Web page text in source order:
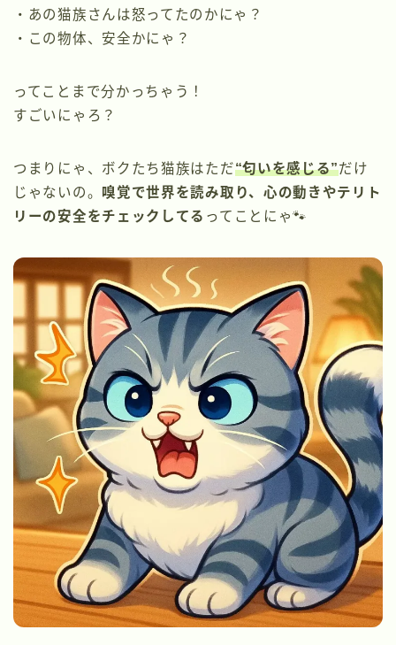
・あの猫族さんは怒ってたのかにゃ？
・この物体、安全かにゃ？
ってことまで分かっちゃう！
すごいにゃろ？
つまりにゃ、ボクたち猫族はただ“匂いを感じる”だけ
じゃないの。
嗅覚で世界を読み取り、心の動きやテリト
リーの安全をチェックしてる ってことにゃ🐾